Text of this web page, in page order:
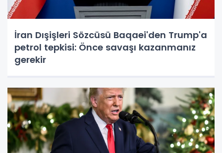
İran Dışişleri Sözcüsü Baqaei'den Trump'a
petrol tepkisi: Önce savaşı kazanmanız
gerekir